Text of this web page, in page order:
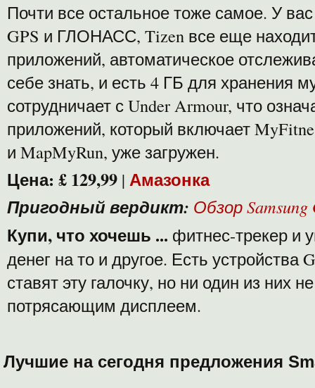
Почти все остальное тоже самое. У
GPS и ГЛОНАСС, Tizen все еще
приложений, автоматическое
себе знать, и есть 4 ГБ для хранения
сотрудничает с Under Armour, что
приложений, который включает
и MapMyRun, уже загружен.
Цена: £ 129,99 | Амазонка
Пригодный вердикт: Обзор
Купи, что хочешь ... фитнес-трекер и
денег на то и другое. Есть устройства
ставят эту галочку, но ни один из них
потрясающим дисплеем.
Лучшие на сегодня предложения